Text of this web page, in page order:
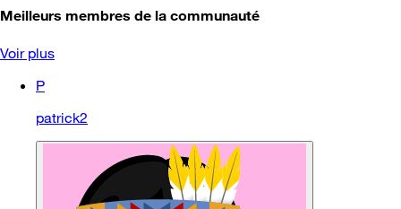
Meilleurs membres de la communauté
Voir plus
P
patrick2